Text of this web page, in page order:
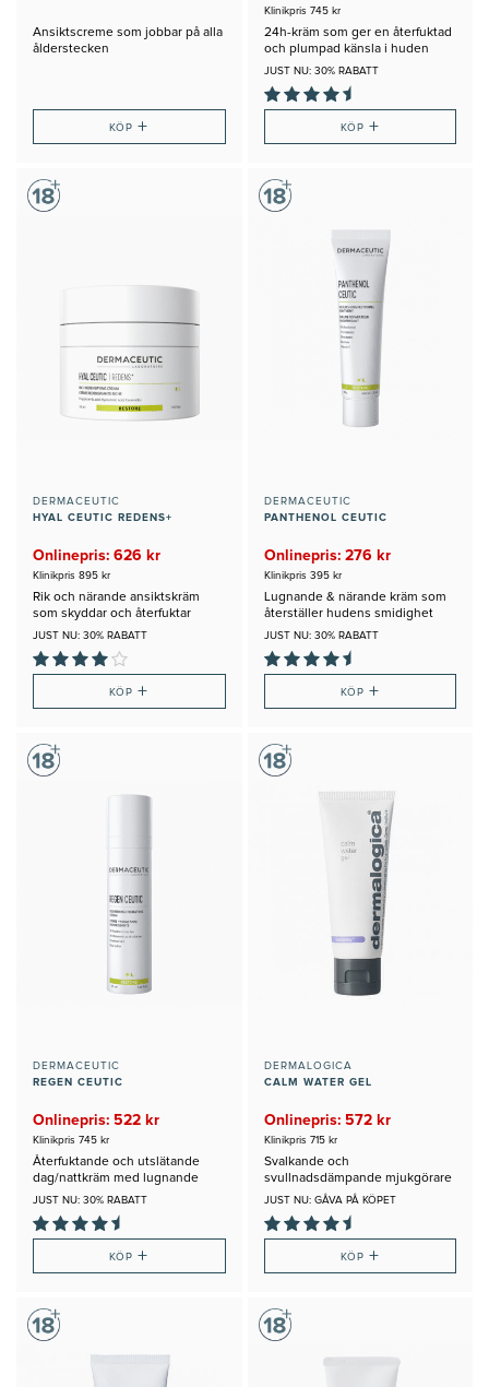
Ansiktscreme som jobbar på alla
ålderstecken
KÖP+
Klinikpris 745 kr
24h-kräm som ger en återfuktad
och plumpad känsla i huden
JUST NU: 30% RABATT
KÖP +
DERMACEUTIC
HYAL CEUTIC REDENS+
Onlinepris: 626 kr
Klinikpris 895 kr
Rik och närande ansiktskräm
som skyddar och återfuktar
JUST NU: 30% RABATT
KÖP+
DERMACEUTIC
PANTHENOL CEUTIC
Onlinepris: 276 kr
Klinikpris 395 kr
Lugnande & närande kräm som
återställer hudens smidighet
JUST NU: 30% RABATT
KÖP +
DERMACEUTIC
REGEN CEUTIC
Onlinepris: 522 kr
Klinikpris 745 kr
Återfuktande och utslätande
dag/nattkräm med lugnande
egenskaper
JUST NU: 30% RABATT
KÖP+
DERMALOGICA
CALM WATER GEL
Onlinepris: 572 kr
Klinikpris 715 kr
Svalkande och
svullnadsdämpande mjukgörare
för känslig hud
JUST NU: GÅVA PÅ KÖPET
KÖP +